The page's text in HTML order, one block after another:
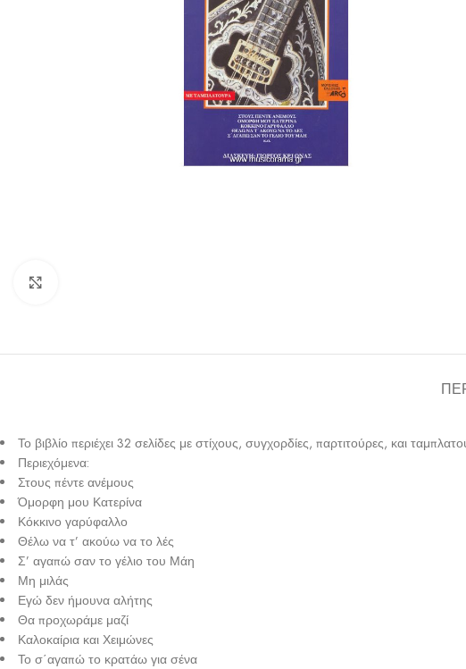
Το βιβλίο περιέχει 32 σελίδες με στίχους, συγχορδίες, παρτιτούρες, και
Περιεχόμενα:
Στους πέντε ανέμους
Όμορφη μου Κατερίνα
Κόκκινο γαρύφαλλο
Θέλω να τ’ ακούω να το λές
Σ’ αγαπώ σαν το γέλιο του Μάη
Μη μιλάς
Εγώ δεν ήμουνα αλήτης
Θα προχωράμε μαζί
Καλοκαίρια και Χειμώνες
Το σ΄αγαπώ το κρατάω για σένα